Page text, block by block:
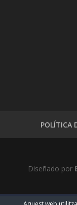
POLÍTICA
Diseñado por